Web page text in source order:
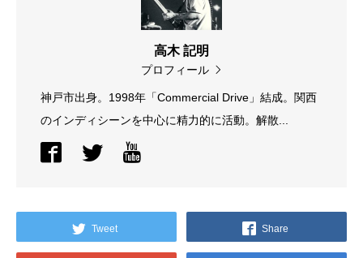
高木 記明
プロフィール
神戸市出身。1998年「Commercial Drive」結成。関西
のインディシーンを中心に精力的に活動。解散...
Tweet Share